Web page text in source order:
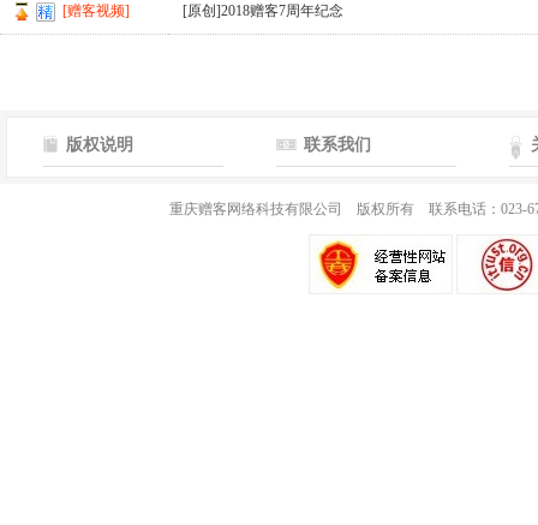
[赠客视频] [原创]2018赠客7周年纪念
版权说明 联系我们
重庆赠客网络科技有限公司 版权所有 联系电话：023-